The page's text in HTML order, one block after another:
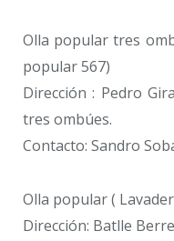
Olla popular tres
popular 567)
Dirección : Pedro
tres ombúes.
Contacto: Sandro
Olla popular (
Dirección: Batlle